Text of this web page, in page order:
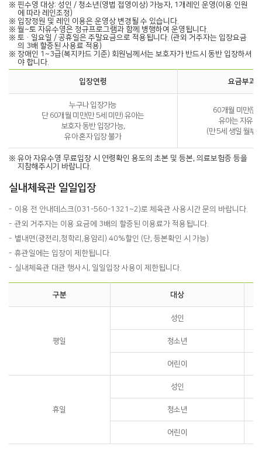
※ 핀수영 대상: 성인 / 청소년(영법 접영이상) 가능자, 1개레인 운영(이용 인원
에 따라 레인조정)
※ 입장정원 및 레인 이용은 운영상 변경될 수 있습니다.
※ 월~토 자유수영은 정규프로그램과 함께 병행하여 운영됩니다.
※ 토·일요일 / 공휴일은 주말요금으로 적용됩니다. (관외 거주자는 입장요금
의 3배 할증된 사용료 적용)
※ 장애인 1~3급(복지카드 기준) 회원님께서는 보호자가 반드시 동반 입장하셔
야 합니다.
입장연령 요금부과
누구나 입장가능
단 60개월 미만(만 5세 미만) 유아는
보호자 동반 입장가능,
유아 혼자 입장 불가
60개월 미만(만
유아는 자유수
(만 5세 생일 월부
※ 유아 자유수영 무료입장 시 연령확인 용도의 초본 및 등본, 의료보험증 등을
지참해주시기 바랍니다.
실내체육관 일일입장
이용 전 안내데스크(031-560-1321~2)로 체육관 사용시간 문의 바랍니다.
관외 거주자는 이용 요금에 3배의 할증된 이용료가 적용됩니다.
별내면(광전리,청학리,용암리) 40%할인 (단, 등본확인 시 가능)
휴관일에는 입장이 제한됩니다.
실내체육관 대관 행사시, 일일입장 사용이 제한됩니다.
구분 대상
평일
성인
청소년
어린이
휴일
성인
청소년
어린이